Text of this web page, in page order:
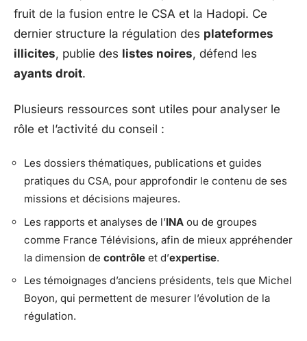
fruit de la fusion entre le CSA et la Hadopi. Ce
dernier structure la régulation des plateformes
illicites, publie des listes noires, défend les
ayants droit.
Plusieurs ressources sont utiles pour analyser le
rôle et l’activité du conseil :
Les dossiers thématiques, publications et guides
pratiques du CSA, pour approfondir le contenu de ses
missions et décisions majeures.
Les rapports et analyses de l’INA ou de groupes
comme France Télévisions, afin de mieux appréhender
la dimension de contrôle et d’expertise.
Les témoignages d’anciens présidents, tels que Michel
Boyon, qui permettent de mesurer l’évolution de la
régulation.